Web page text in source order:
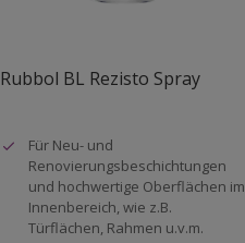
Rubbol BL Rezisto Spray
Für Neu- und
Renovierungsbeschichtungen
und hochwertige Oberflächen im
Innenbereich, wie z.B.
Türflächen, Rahmen u.v.m.